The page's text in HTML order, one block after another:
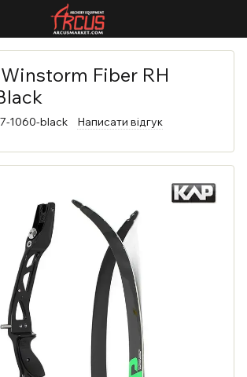
Fiber RH
1060-black Написати відгук